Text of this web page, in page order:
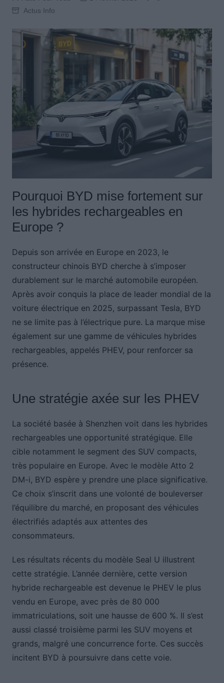
Actus Info
Pourquoi BYD mise fortement sur
les hybrides rechargeables en
Europe ?
Depuis son arrivée en Europe en 2023, le
constructeur chinois BYD cherche à s’imposer
durablement sur le marché automobile européen.
Après avoir conquis la place de leader mondial de la
voiture électrique en 2025, surpassant Tesla, BYD
ne se limite pas à l’électrique pure. La marque mise
également sur une gamme de véhicules hybrides
rechargeables, appelés PHEV, pour renforcer sa
présence.
Une stratégie axée sur les PHEV
La société basée à Shenzhen voit dans les hybrides
rechargeables une opportunité stratégique. Elle
cible notamment le segment des SUV compacts,
très populaire en Europe. Avec le modèle Atto 2
DM-i, BYD espère y prendre une place significative.
Ce choix s’inscrit dans une volonté de bouleverser
l’équilibre du marché, en proposant des véhicules
électrifiés adaptés aux attentes des
consommateurs.
Les résultats récents du modèle Seal U illustrent
cette stratégie. L’année dernière, cette version
hybride rechargeable est devenue le PHEV le plus
vendu en Europe, avec près de 80 000
immatriculations, soit une hausse de 600 %. Il s’est
aussi classé troisième parmi les SUV moyens et
grands, malgré une concurrence forte. Ces succès
incitent BYD à poursuivre dans cette voie.